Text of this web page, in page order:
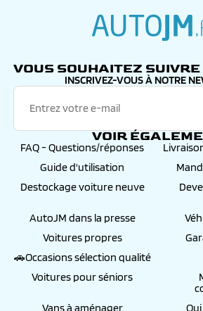
VOUS SOUHAITEZ
INSCRIVEZ-VOUS À NOTRE
VOIR
FAQ - Questions/réponses
Guide d'utilisation
Destockage voiture neuve
AutoJM dans la presse
Voitures propres
🚗Occasions sélection qualité
Voitures pour séniors
Vans à aménager